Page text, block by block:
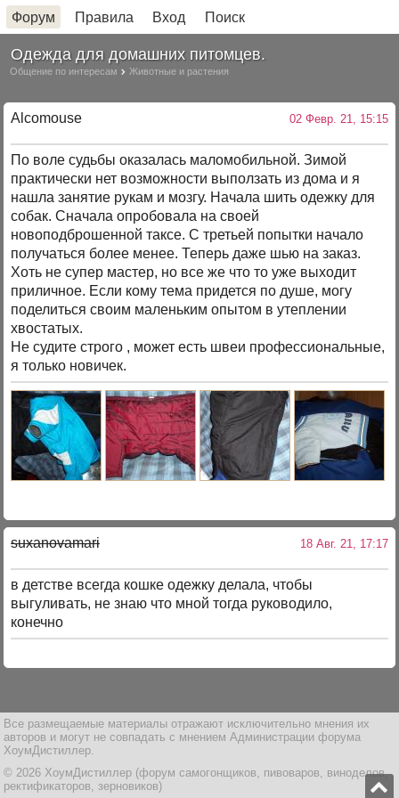
Форум Правила Вход Поиск
Одежда для домашних питомцев.
Общение по интересам Животные и растения
Alcomouse 02 Февр. 21, 15:15
По воле судьбы оказалась маломобильной. Зимой
практически нет возможности выползать из дома и я
нашла занятие рукам и мозгу. Начала шить одежку для
собак. Сначала опробовала на своей
новоподброшенной таксе. С третьей попытки начало
получаться более менее. Теперь даже шью на заказ.
Хоть не супер мастер, но все же что то уже выходит
приличное. Если кому тема придется по душе, могу
поделиться своим маленьким опытом в утеплении
хвостатых.
Не судите строго , может есть швеи профессиональные,
я только новичек.
suxanovamari 18 Авг. 21, 17:17
в детстве всегда кошке одежку делала, чтобы
выгуливать, не знаю что мной тогда руководило,
конечно
Все размещаемые материалы отражают исключительно мнения их
авторов и могут не совпадать с мнением Администрации форума
ХоумДистиллер.
© 2026 ХоумДистиллер (форум самогонщиков, пивоваров, виноделов,
ректификаторов, зерновиков)